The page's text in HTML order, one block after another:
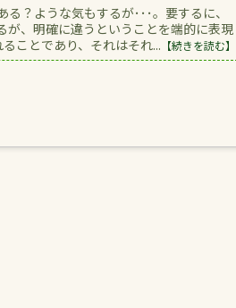
？ような気もするが･･･。要するに、
が、明確に違うということを端的に表現
ことであり、それはそれ... 【続きを読む】